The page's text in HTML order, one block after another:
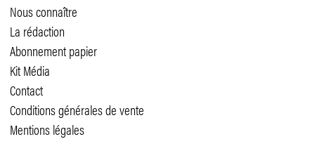
Nous connaître
La rédaction
Abonnement papier
Kit Média
Contact
Conditions générales de vente
Mentions légales